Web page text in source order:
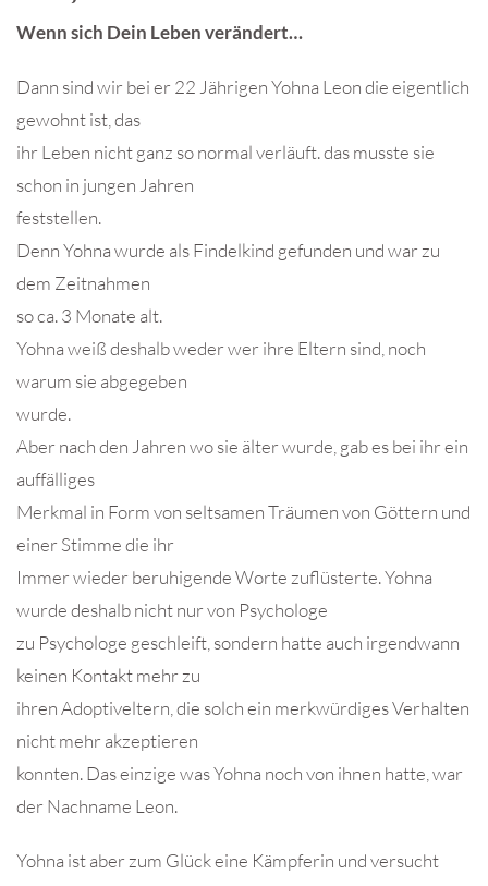
Wenn sich Dein Leben verändert…
Dann sind wir bei er 22 Jährigen Yohna Leon die eigentlich
gewohnt ist, das
ihr Leben nicht ganz so normal verläuft. das musste sie
schon in jungen Jahren
feststellen.
Denn Yohna wurde als Findelkind gefunden und war zu
dem Zeitnahmen
so ca. 3 Monate alt.
Yohna weiß deshalb weder wer ihre Eltern sind, noch
warum sie abgegeben
wurde.
Aber nach den Jahren wo sie älter wurde, gab es bei ihr ein
auffälliges
Merkmal in Form von seltsamen Träumen von Göttern und
einer Stimme die ihr
Immer wieder beruhigende Worte zuflüsterte. Yohna
wurde deshalb nicht nur von Psychologe
zu Psychologe geschleift, sondern hatte auch irgendwann
keinen Kontakt mehr zu
ihren Adoptiveltern, die solch ein merkwürdiges Verhalten
nicht mehr akzeptieren
konnten. Das einzige was Yohna noch von ihnen hatte, war
der Nachname Leon.
Yohna ist aber zum Glück eine Kämpferin und versucht